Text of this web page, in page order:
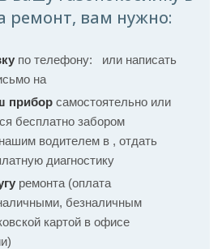
ремонт, вам нужно:
по телефону:
или написать
на
прибор самостоятельно или
бесплатно забором
водителем в , отдать
диагностику
ремонта (оплата
безналичным
картой в офисе